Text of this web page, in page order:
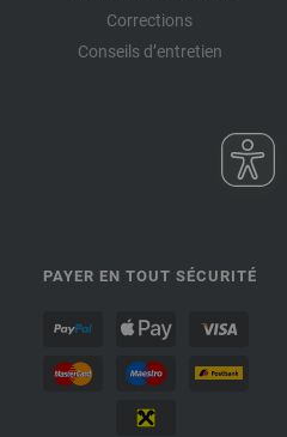
Corrections
Conseils d’entretien
PAYER EN TOUT SÉCURITÉ